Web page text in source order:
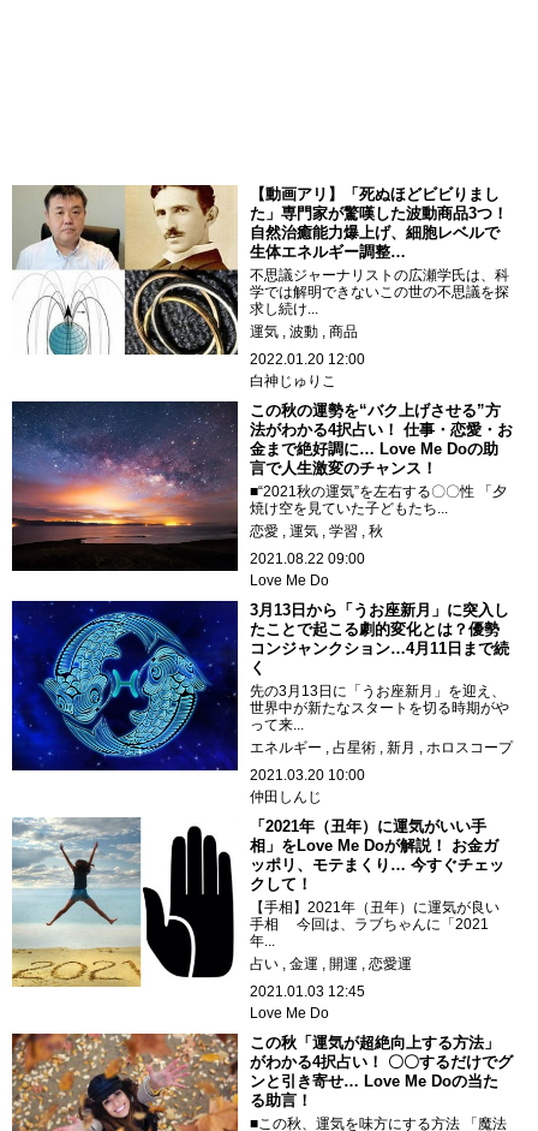
【動画アリ】「死ぬほどビビりまし
た」専門家が驚嘆した波動商品3つ！
自然治癒能力爆上げ、細胞レベルで
生体エネルギー調整…
不思議ジャーナリストの広瀬学氏は、科
学では解明できないこの世の不思議を探
求し続け...
運気
波動
商品
2022.01.20 12:00
白神じゅりこ
この秋の運勢を“バク上げさせる”方
法がわかる4択占い！ 仕事・恋愛・お
金まで絶好調に… Love Me Doの助
言で人生激変のチャンス！
■“2021秋の運気”を左右する〇〇性 「夕
焼け空を見ていた子どもたち...
恋愛
運気 学習
秋
2021.08.22 09:00
Love Me Do
3月13日から「うお座新月」に突入し
たことで起こる劇的変化とは？優勢
コンジャンクション…4月11日まで続
く
先の3月13日に「うお座新月」を迎え、
世界中が新たなスタートを切る時期がや
って来...
エネルギー
占星術 新月
ホロスコープ
2021.03.20 10:00
仲田しんじ
「2021年（丑年）に運気がいい手
相」をLove Me Doが解説！ お金ガ
ッポリ、モテまくり… 今すぐチェッ
クして！
【手相】2021年（丑年）に運気が良い
手相 今回は、ラブちゃんに「2021
年...
占い
金運 開運
恋愛運
2021.01.03 12:45
Love Me Do
この秋「運気が超絶向上する方法」
がわかる4択占い！ 〇〇するだけでグ
ンと引き寄せ… Love Me Doの当た
る助言！
■この秋、運気を味方にする方法 「魔法